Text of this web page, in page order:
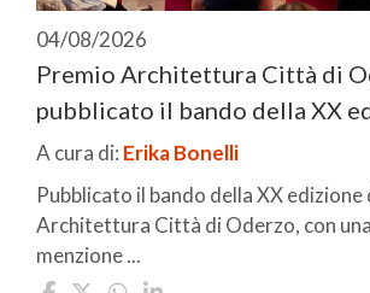
04/08/2026
Premio Architettura Città di
pubblicato il bando della XX
A cura di: Erika Bonelli
Pubblicato il bando della XX edizione
Architettura Città di Oderzo, con
menzione ...